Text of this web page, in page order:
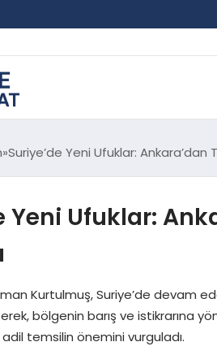
Suriye’de Yeni Ufuklar: Ankara’dan
Yeni Ufuklar:
Kurtulmuş, Suriye’de devam
bölgenin barış ve istikrarına
temsilin önemini vurguladı.